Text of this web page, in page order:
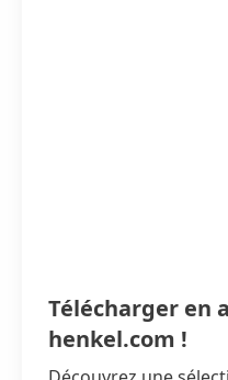
Télécharger en
henkel.com !